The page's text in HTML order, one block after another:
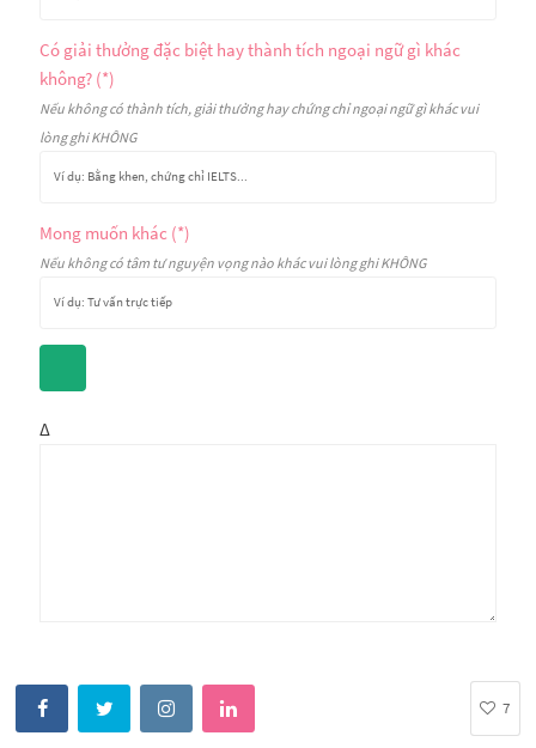
Có giải thưởng đặc biệt hay thành tích ngoại ngữ gì khác
không? (*)
Nếu không có thành tích, giải thưởng hay chứng chỉ ngoại ngữ gì khác vui
lòng ghi KHÔNG
Mong muốn khác (*)
Nếu không có tâm tư nguyện vọng nào khác vui lòng ghi KHÔNG
Δ
7